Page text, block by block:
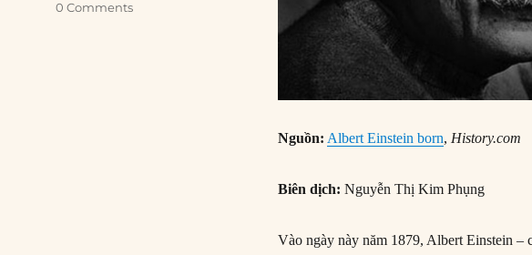
Nguồn: Albert Einstein born, History.com
Biên dịch: Nguyễn Thị Kim Phụng
Vào ngày này năm 1879, Albert Einstein
0 Comments